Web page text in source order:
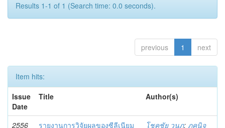
Results 1-1 of 1 (Search time: 0.0 seconds).
previous 1 next
Item hits:
Issue
Date
Title Author(s)
2556
รายงานการวิจัยผลของซีลีเนียม
โชคชัย วนภู; ภคนิจ